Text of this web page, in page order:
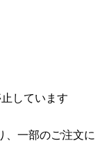
しています
、一部のご注文に